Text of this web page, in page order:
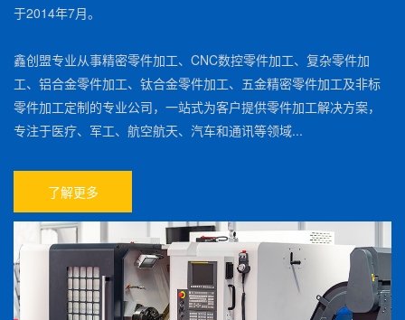
于2014年7月。
鑫创盟专业从事精密零件加工、CNC数控零件加工、复杂零件加
工、铝合金零件加工、钛合金零件加工、五金精密零件加工及非标
零件加工定制的专业公司，一站式为客户提供零件加工解决方案，
专注于医疗、军工、航空航天、汽车和通讯等领域...
了解更多